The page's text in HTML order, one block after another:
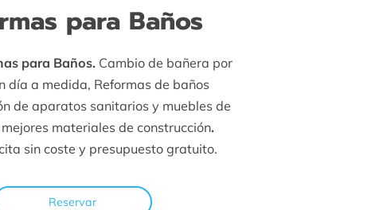
para Baños
para Baños. Cambio de bañera por
día a medida, Reformas de baños
de aparatos sanitarios y muebles de
materiales de construcción.
sin coste y presupuesto gratuito.
Reservar